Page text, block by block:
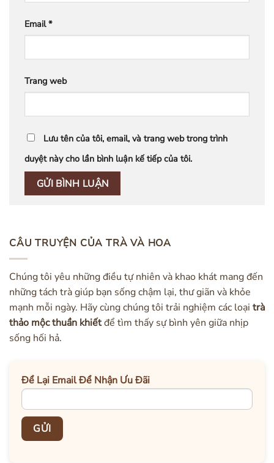
Email*
Trang web
Lưu tên của tôi, email, và trang web trong trình
duyệt này cho lần bình luận kế tiếp của tôi.
CÂU TRUYỆN CỦA TRÀ VÀ HOA
Chúng tôi yêu những điều tự nhiên và khao khát mang đến
những tách trà giúp bạn sống chậm lại, thư giãn và khỏe
mạnh mỗi ngày. Hãy cùng chúng tôi trải nghiệm các loại trà
thảo mộc thuần khiếtđể tìm thấy sự bình yên giữa nhịp
sống hối hả.
Để Lại Email Để Nhận Ưu Đãi